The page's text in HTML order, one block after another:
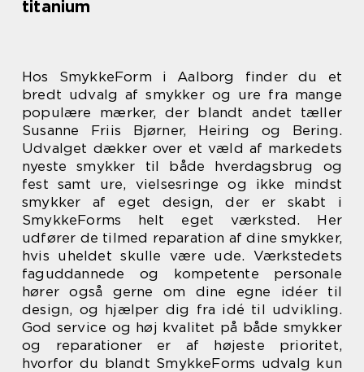
titanium
Hos SmykkeForm i Aalborg finder du et
bredt udvalg af smykker og ure fra mange
populære mærker, der blandt andet tæller
Susanne Friis Bjørner, Heiring og Bering.
Udvalget dækker over et væld af markedets
nyeste smykker til både hverdagsbrug og
fest samt ure, vielsesringe og ikke mindst
smykker af eget design, der er skabt i
SmykkeForms helt eget værksted. Her
udfører de tilmed reparation af dine smykker,
hvis uheldet skulle være ude. Værkstedets
faguddannede og kompetente personale
hører også gerne om dine egne idéer til
design, og hjælper dig fra idé til udvikling.
God service og høj kvalitet på både smykker
og reparationer er af højeste prioritet,
hvorfor du blandt SmykkeForms udvalg kun